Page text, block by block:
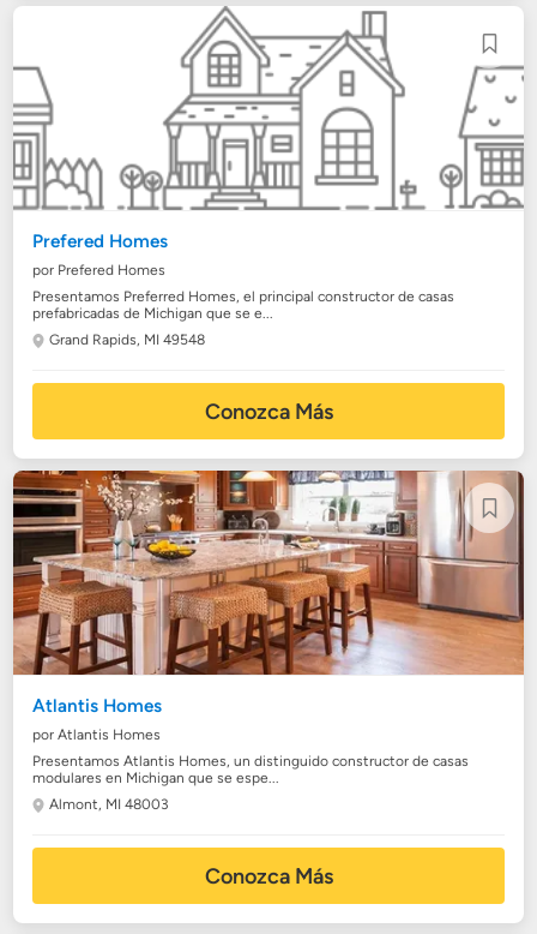
Prefered Homes
por Prefered Homes
Presentamos Preferred Homes, el principal constructor de casas
prefabricadas de Michigan que se e...
Grand Rapids, MI 49548
Conozca Más
Atlantis Homes
por Atlantis Homes
Presentamos Atlantis Homes, un distinguido constructor de casas
modulares en Michigan que se espe...
Almont, MI 48003
Conozca Más